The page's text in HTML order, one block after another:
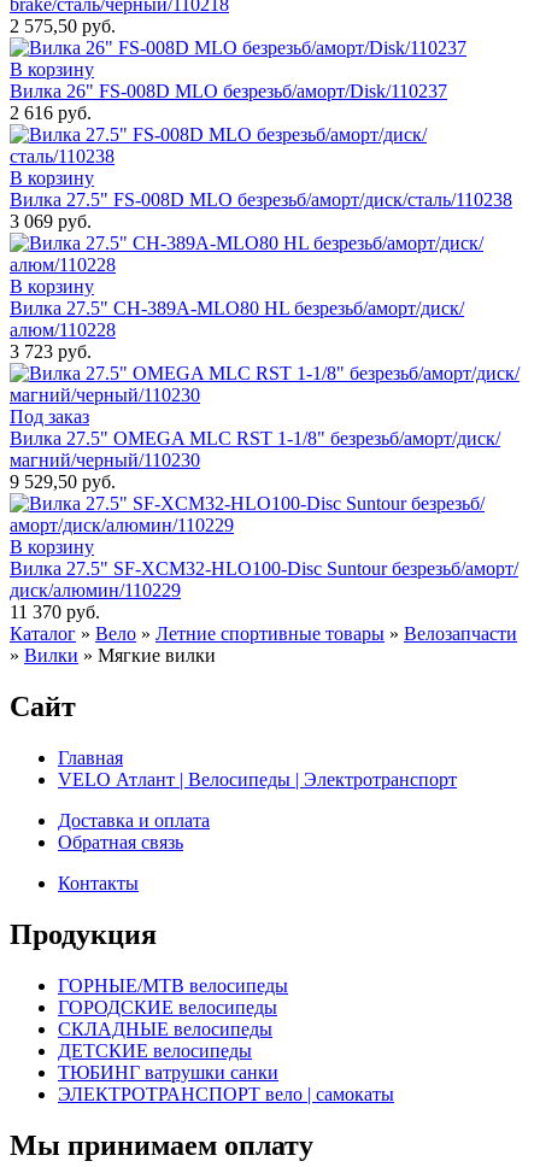
brake/сталь/чёрный/110218
2 575,50 руб.
В корзину
Вилка 26" FS-008D MLO безрезьб/аморт/Disk/110237
2 616 руб.
В корзину
Вилка 27.5" FS-008D MLO безрезьб/аморт/диск/сталь/110238
3 069 руб.
В корзину
Вилка 27.5" CH-389A-MLO80 HL безрезьб/аморт/диск/
алюм/110228
3 723 руб.
Под заказ
Вилка 27.5" OMEGA MLС RST 1-1/8" безрезьб/аморт/диск/
магний/черный/110230
9 529,50 руб.
В корзину
Вилка 27.5" SF-XCM32-HLO100-Disc Suntour безрезьб/аморт/
диск/алюмин/110229
11 370 руб.
Каталог » Вело » Летние спортивные товары » Велозапчасти
» Вилки » Мягкие вилки
Сайт
Главная
VELO Атлант | Велосипеды | Электротранспорт
Доставка и оплата
Обратная связь
Контакты
Продукция
ГОРНЫЕ/MTB велосипеды
ГОРОДСКИЕ велосипеды
СКЛАДНЫЕ велосипеды
ДЕТСКИЕ велосипеды
ТЮБИНГ ватрушки санки
ЭЛЕКТРОТРАНСПОРТ вело | самокаты
Мы принимаем оплату